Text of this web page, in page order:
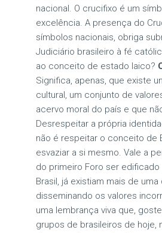
nacional. O crucifixo é um
excelência. A presença do
símbolos nacionais, obriga
Judiciário brasileiro à fé
ao conceito de estado laico?
Significa, apenas, que existe
cultural, um conjunto de
acervo moral do país e que
Desrespeitar a própria
não é respeitar o conceito de
esvaziar a si mesmo. Vale a
do primeiro Foro ser
Brasil, já existiam mais de
disseminando os valores
uma lembrança viva que,
grupos de brasileiros de hoje,